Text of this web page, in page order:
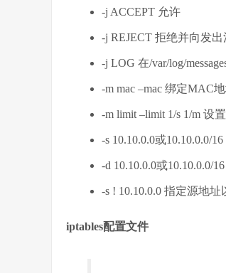
-j ACCEPT 允许
-j REJECT 拒绝并向发
-j LOG 在/var/log/
-m mac –mac 绑定MAC
-m limit –limit 1/s 1/m 设
-s 10.10.0.0或10.10.0.0/
-d 10.10.0.0或10.10.0.0/
-s ! 10.10.0.0 指定源地址
iptables配置文件